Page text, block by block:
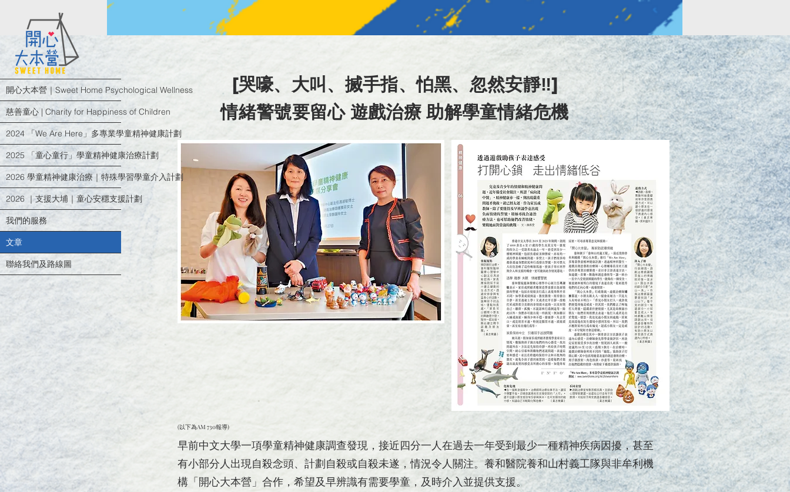
開心大本營｜Sweet Home Psychological Wellness
慈善童心 | Charity for Happiness of Children
2024 「We Are Here」多專業學童精神健康計劃
2025 「童心童行」學童精神健康治療計劃
2026 學童精神健康治療｜特殊學習學童介入計劃
2026 ｜支援大埔｜童心安穩支援計劃
我們的服務
文章
聯絡我們及路線圖
[哭嚎、大叫、搣手指、怕黑、忽然安靜‼️]
情緒警號要留心 遊戲治療 助解學童情緒危機
(以下為AM 730報導)
早前中文大學一項學童精神健康調查發現，接近四分一人在過去一年受到最少一種精神疾病因擾，甚至
有小部分人出現自殺念頭、計劃自殺或自殺未遂，情況令人關注。養和醫院養和山村義工隊與非牟利機
構「開心大本營」合作，希望及早辨識有需要學童，及時介入並提供支援。